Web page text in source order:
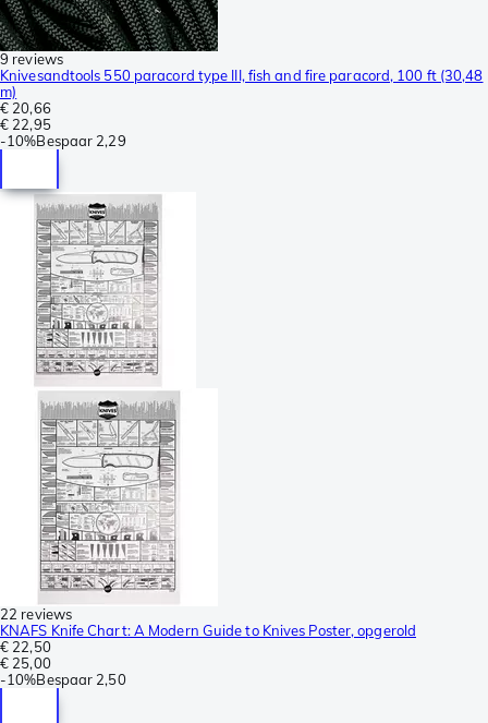
9 reviews
Knivesandtools 550 paracord type III, fish and fire paracord, 100 ft (30,48
m)
€ 20,66
€ 22,95
-10%Bespaar 2,29
22 reviews
KNAFS Knife Chart: A Modern Guide to Knives Poster, opgerold
€ 22,50
€ 25,00
-10%Bespaar 2,50